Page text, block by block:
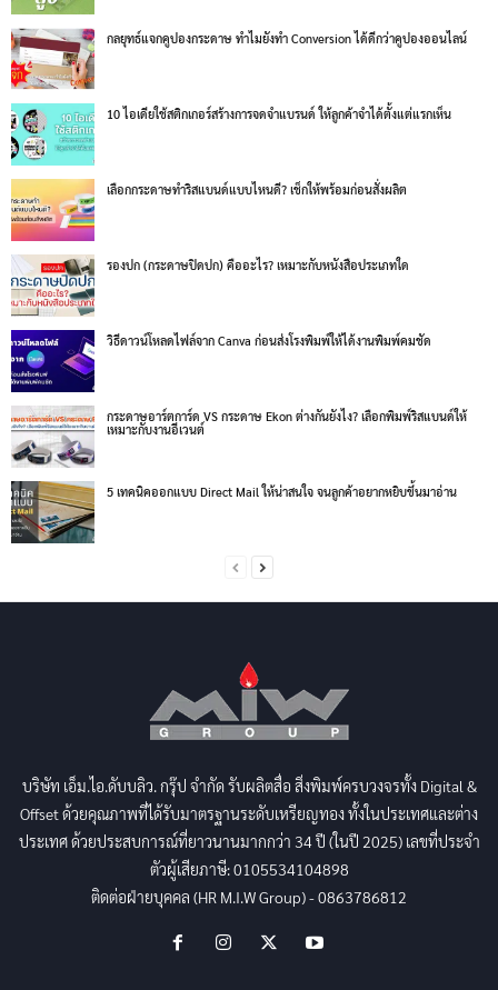
กลยุทธ์แจกคูปองกระดาษ ทำไมยังทำ Conversion ได้ดีกว่าคูปองออนไลน์
10 ไอเดียใช้สติกเกอร์สร้างการจดจำแบรนด์ ให้ลูกค้าจำได้ตั้งแต่แรกเห็น
เลือกกระดาษทำริสแบนด์แบบไหนดี? เช็กให้พร้อมก่อนสั่งผลิต
รองปก (กระดาษปิดปก) คืออะไร? เหมาะกับหนังสือประเภทใด
วิธีดาวน์โหลดไฟล์จาก Canva ก่อนส่งโรงพิมพ์ให้ได้งานพิมพ์คมชัด
กระดาษอาร์ตการ์ด VS กระดาษ Ekon ต่างกันยังไง? เลือกพิมพ์ริสแบนด์ให้
เหมาะกับงานอีเวนต์
5 เทคนิคออกแบบ Direct Mail ให้น่าสนใจ จนลูกค้าอยากหยิบขึ้นมาอ่าน
บริษัท เอ็ม.ไอ.ดับบลิว. กรุ๊ป จำกัด รับผลิตสื่อ สิ่งพิมพ์ครบวงจรทั้ง Digital &
Offset ด้วยคุณภาพที่ได้รับมาตรฐานระดับเหรียญทอง ทั้งในประเทศและต่าง
ประเทศ ด้วยประสบการณ์ที่ยาวนานมากกว่า 34 ปี (ในปี 2025) เลขที่ประจำ
ตัวผู้เสียภาษี: 0105534104898
ติดต่อฝ่ายบุคคล (HR M.I.W Group) - 0863786812